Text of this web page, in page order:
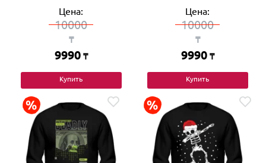
Цена:
10000
₸
9990 ₸
Купить
Цена:
10000
₸
9990 ₸
Купить